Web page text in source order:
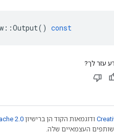
::Output() const
עזר לך?
ודוגמאות הקוד הן ברישיון 2.0